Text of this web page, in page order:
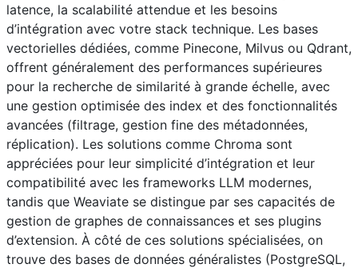
latence, la scalabilité attendue et les besoins
d’intégration avec votre stack technique. Les bases
vectorielles dédiées, comme Pinecone, Milvus ou Qdrant,
offrent généralement des performances supérieures
pour la recherche de similarité à grande échelle, avec
une gestion optimisée des index et des fonctionnalités
avancées (filtrage, gestion fine des métadonnées,
réplication). Les solutions comme Chroma sont
appréciées pour leur simplicité d’intégration et leur
compatibilité avec les frameworks LLM modernes,
tandis que Weaviate se distingue par ses capacités de
gestion de graphes de connaissances et ses plugins
d’extension. À côté de ces solutions spécialisées, on
trouve des bases de données généralistes (PostgreSQL,